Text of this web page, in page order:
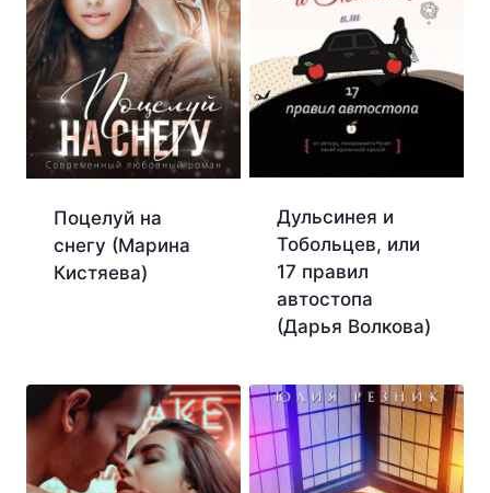
Поцелуй на
снегу (Марина
Кистяева)
Дульсинея и
Тобольцев, или
17 правил
автостопа
(Дарья Волкова)